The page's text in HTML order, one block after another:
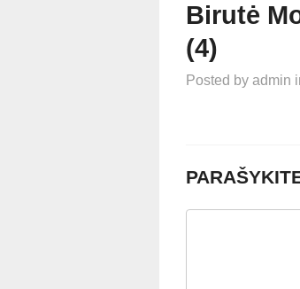
Birutė
(4)
Posted by admin